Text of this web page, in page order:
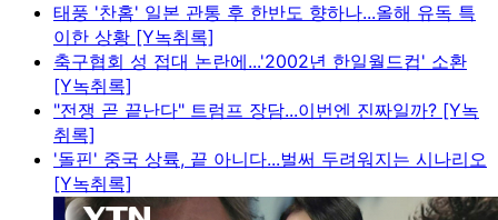
태풍 '찬홈' 일본 관통 후 한반도 향하나...올해 유독 특
이한 상황 [Y녹취록]
축구협회 성 접대 논란에...'2002년 한일월드컵' 소환
[Y녹취록]
"전쟁 곧 끝난다" 트럼프 장담...이번엔 진짜일까? [Y녹
취록]
'돌핀' 중국 상륙, 끝 아니다...벌써 두려워지는 시나리오
[Y녹취록]